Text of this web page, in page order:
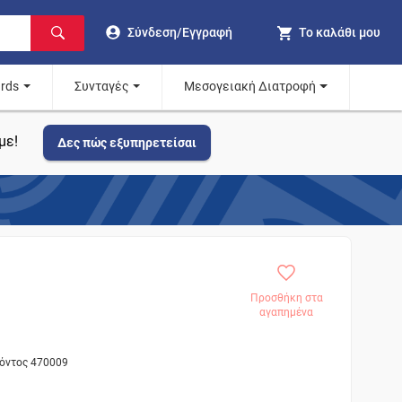
Σύνδεση/Εγγραφή Το καλάθι μου
Συνταγές Μεσογειακή Διατροφή
Δες πώς εξυπηρετείσαι
Προσθήκη στα
αγαπημένα
470009